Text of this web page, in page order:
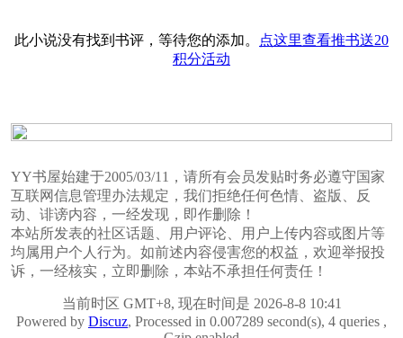
此小说没有找到书评，等待您的添加。
点这里查看推书送20
积分活动
YY书屋始建于2005/03/11，请所有会员发贴时务必遵守国家
互联网信息管理办法规定，我们拒绝任何色情、盗版、反
动、诽谤内容，一经发现，即作删除！
本站所发表的社区话题、用户评论、用户上传内容或图片等
均属用户个人行为。如前述内容侵害您的权益，欢迎举报投
诉，一经核实，立即删除，本站不承担任何责任！
当前时区 GMT+8, 现在时间是 2026-8-8 10:41
Powered by Discuz, Processed in 0.007289 second(s), 4 queries ,